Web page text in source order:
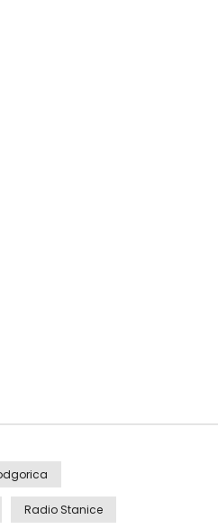
Radio Stanice